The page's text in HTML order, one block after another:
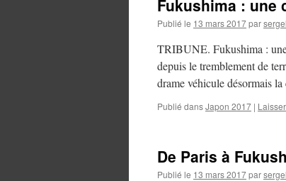
Fukushima : une
Publié le 13 mars 2017par
TRIBUNE. Fukushima :
depuis le tremblement de
drame véhicule désormais
Publié dansJapon 2017 |
De Paris à
Publié le 13 mars 2017par